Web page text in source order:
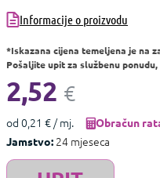
Informacije o proizvodu
*Iskazana cijena temeljena je na
Pošaljite upit za službenu
2,52 €
od 0,21 € / mj.
Obračun
Jamstvo: 24 mjeseca